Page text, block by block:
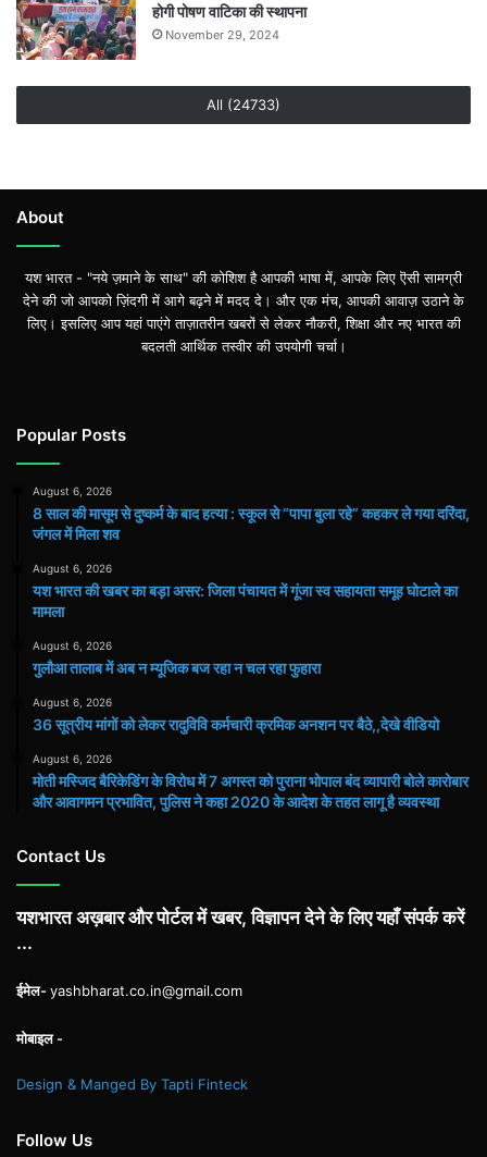
होगी पोषण वाटिका की स्थापना
November 29, 2024
All (24733)
About
यश भारत - "नये ज़माने के साथ" की कोशिश है आपकी भाषा में, आपके लिए ऎसी सामग्री
देने की जो आपको ज़िंदगी में आगे बढ़ने में मदद दे। और एक मंच, आपकी आवाज़ उठाने के
लिए। इसलिए आप यहां पाएंगे ताज़ातरीन खबरों से लेकर नौकरी, शिक्षा और नए भारत की
बदलती आर्थिक तस्वीर की उपयोगी चर्चा।
Popular Posts
August 6, 2026
8 साल की मासूम से दुष्कर्म के बाद हत्या : स्कूल से “पापा बुला रहे” कहकर ले गया दरिंदा,
जंगल में मिला शव
August 6, 2026
यश भारत की खबर का बड़ा असर: जिला पंचायत में गूंजा स्व सहायता समूह घोटाले का
मामला
August 6, 2026
गुलौआ तालाब में अब न म्यूजिक बज रहा न चल रहा फुहारा
August 6, 2026
36 सूत्रीय मांगों को लेकर रादुविवि कर्मचारी क्रमिक अनशन पर बैठे,,देखे वीडियो
August 6, 2026
मोती मस्जिद बैरिकेडिंग के विरोध में 7 अगस्त को पुराना भोपाल बंद व्यापारी बोले कारोबार
और आवागमन प्रभावित, पुलिस ने कहा 2020 के आदेश के तहत लागू है व्यवस्था
Contact Us
यशभारत अख़बार और पोर्टल में खबर, विज्ञापन देने के लिए यहाँ संपर्क करें
...
ईमेल-yashbharat.co.in@gmail.com
मोबाइल -
Design & Manged By Tapti Finteck
Follow Us